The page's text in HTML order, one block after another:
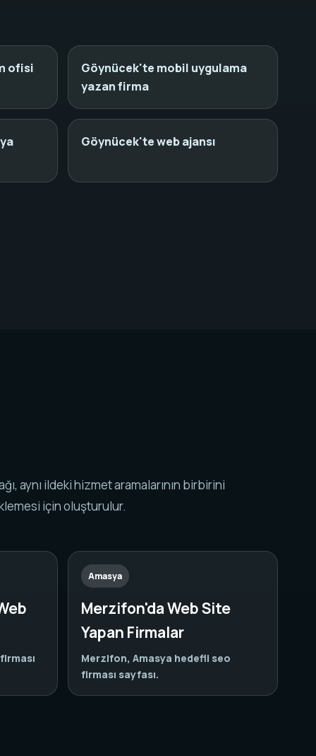
ofisi
Göynücek'te mobil uygulama
yazan firma
Göynücek'te web ajansı
aynı ildeki hizmet aramalarının birbirini
için oluşturulur.
Amasya
Merzifon'da Web Site
Yapan Firmalar
Merzifon, Amasya hedefli seo
firması sayfası.